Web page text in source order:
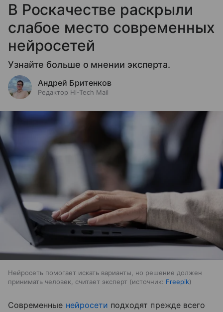
В Роскачестве раскрыли
слабое место современных
нейросетей
Узнайте больше о мнении эксперта.
Андрей Бритенков
Редактор Hi-Tech Mail
Нейросеть помогает искать варианты, но решение должен
принимать человек, считает эксперт
источник: Freepik
Cовременные нейросети подходят прежде всего